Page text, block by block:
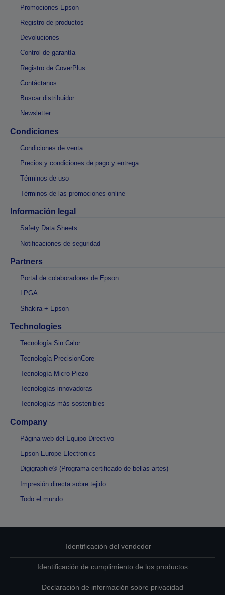
Promociones Epson
Registro de productos
Devoluciones
Control de garantía
Registro de CoverPlus
Contáctanos
Buscar distribuidor
Newsletter
Condiciones
Condiciones de venta
Precios y condiciones de pago y entrega
Términos de uso
Términos de las promociones online
Información legal
Safety Data Sheets
Notificaciones de seguridad
Partners
Portal de colaboradores de Epson
LPGA
Shakira + Epson
Technologies
Tecnología Sin Calor
Tecnología PrecisionCore
Tecnología Micro Piezo
Tecnologías innovadoras
Tecnologías más sostenibles
Company
Página web del Equipo Directivo
Epson Europe Electronics
Digigraphie® (Programa certificado de bellas artes)
Impresión directa sobre tejido
Todo el mundo
Identificación del vendedor
Identificación de cumplimiento de los productos
Declaración de información sobre privacidad